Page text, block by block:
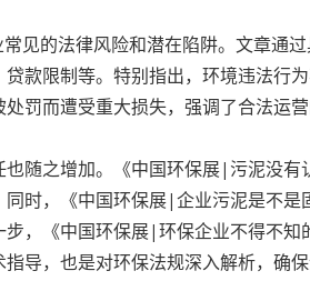
见的法律风险和潜在陷阱。文章通
款限制等。特别指出，环境违法行
罚而遭受重大损失，强调了合法运营
随之增加。《中国环保展|污泥没
时，《中国环保展|企业污泥是不
，《中国环保展|环保企业不得不知
导，也是对环保法规深入解析，确